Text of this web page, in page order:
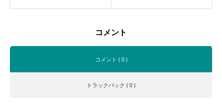
コメント
コメント ( 0 )
トラックバック ( 0 )